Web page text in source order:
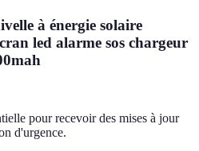
à énergie solaire
led alarme sos chargeur
pour recevoir des mises à jour
d'urgence.